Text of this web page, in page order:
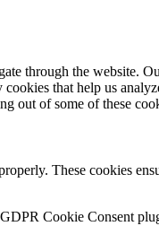
through the website.
that help us
out of some of these
These cookies
Cookie Consent